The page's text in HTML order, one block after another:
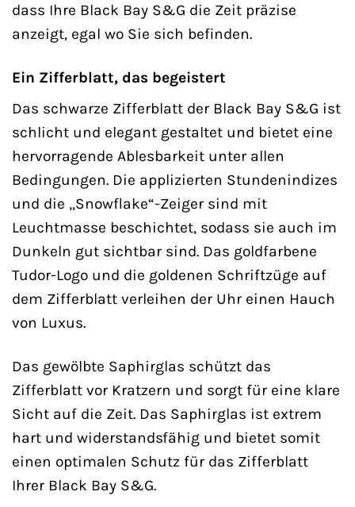
dass Ihre Black Bay S&G die Zeit präzise
anzeigt, egal wo Sie sich befinden.
Ein Zifferblatt, das begeistert
Das schwarze Zifferblatt der Black Bay S&G ist
schlicht und elegant gestaltet und bietet eine
hervorragende Ablesbarkeit unter allen
Bedingungen. Die applizierten Stundenindizes
und die „Snowflake“-Zeiger sind mit
Leuchtmasse beschichtet, sodass sie auch im
Dunkeln gut sichtbar sind. Das goldfarbene
Tudor-Logo und die goldenen Schriftzüge auf
dem Zifferblatt verleihen der Uhr einen Hauch
von Luxus.
Das gewölbte Saphirglas schützt das
Zifferblatt vor Kratzern und sorgt für eine klare
Sicht auf die Zeit. Das Saphirglas ist extrem
hart und widerstandsfähig und bietet somit
einen optimalen Schutz für das Zifferblatt
Ihrer Black Bay S&G.